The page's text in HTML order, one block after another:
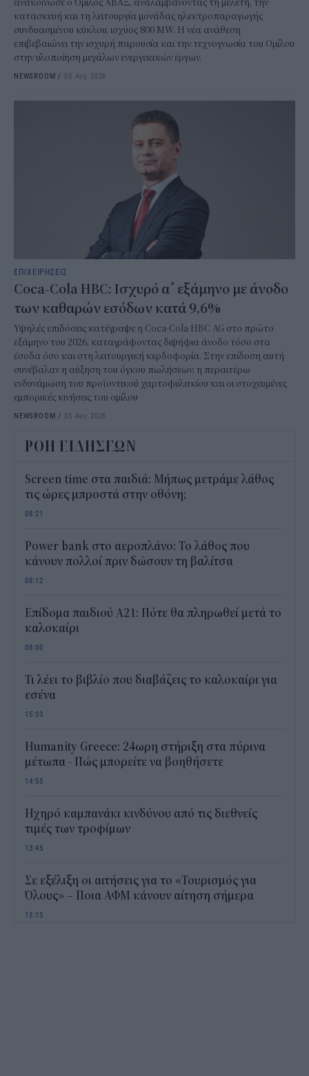
ανακοίνωσε ο Όμιλος ΑΒΑΞ, αναλαμβάνοντας τη μελέτη, την
κατασκευή και τη λειτουργία μονάδας ηλεκτροπαραγωγής
συνδυασμένου κύκλου, ισχύος 800 MW. Η νέα ανάθεση
επιβεβαιώνει την ισχυρή παρουσία και την τεχνογνωσία του Ομίλου
στην υλοποίηση μεγάλων ενεργειακών έργων.
NEWSROOM / 05 Αυγ 2026
ΕΠΙΧΕΙΡΗΣΕΙΣ
Coca-Cola HBC: Ισχυρό α΄ εξάμηνο με άνοδο
των καθαρών εσόδων κατά 9,6%
Υψηλές επιδόσεις κατέγραψε η Coca-Cola HBC AG στο πρώτο
εξάμηνο του 2026, καταγράφοντας διψήφια άνοδο τόσο στα
έσοδα όσο και στη λειτουργική κερδοφορία. Στην επίδοση αυτή
συνέβαλαν η αύξηση του όγκου πωλήσεων, η περαιτέρω
ενδυνάμωση του προϊοντικού χαρτοφυλακίου και οι στοχευμένες
εμπορικές κινήσεις του ομίλου
NEWSROOM / 05 Αυγ 2026
ΡΟΗ ΕΙΔΗΣΕΩΝ
Screen time στα παιδιά: Μήπως μετράμε λάθος
τις ώρες μπροστά στην οθόνη;
08:21
Power bank στο αεροπλάνο: Το λάθος που
κάνουν πολλοί πριν δώσουν τη βαλίτσα
08:12
Επίδομα παιδιού Α21: Πότε θα πληρωθεί μετά το
καλοκαίρι
08:00
Τι λέει το βιβλίο που διαβάζεις το καλοκαίρι για
εσένα
15:33
Humanity Greece: 24ωρη στήριξη στα πύρινα
μέτωπα - Πώς μπορείτε να βοηθήσετε
14:55
Ηχηρό καμπανάκι κινδύνου από τις διεθνείς
τιμές των τροφίμων
13:45
Σε εξέλιξη οι αιτήσεις για το «Τουρισμός για
Όλους» – Ποια ΑΦΜ κάνουν αίτηση σήμερα
13:15